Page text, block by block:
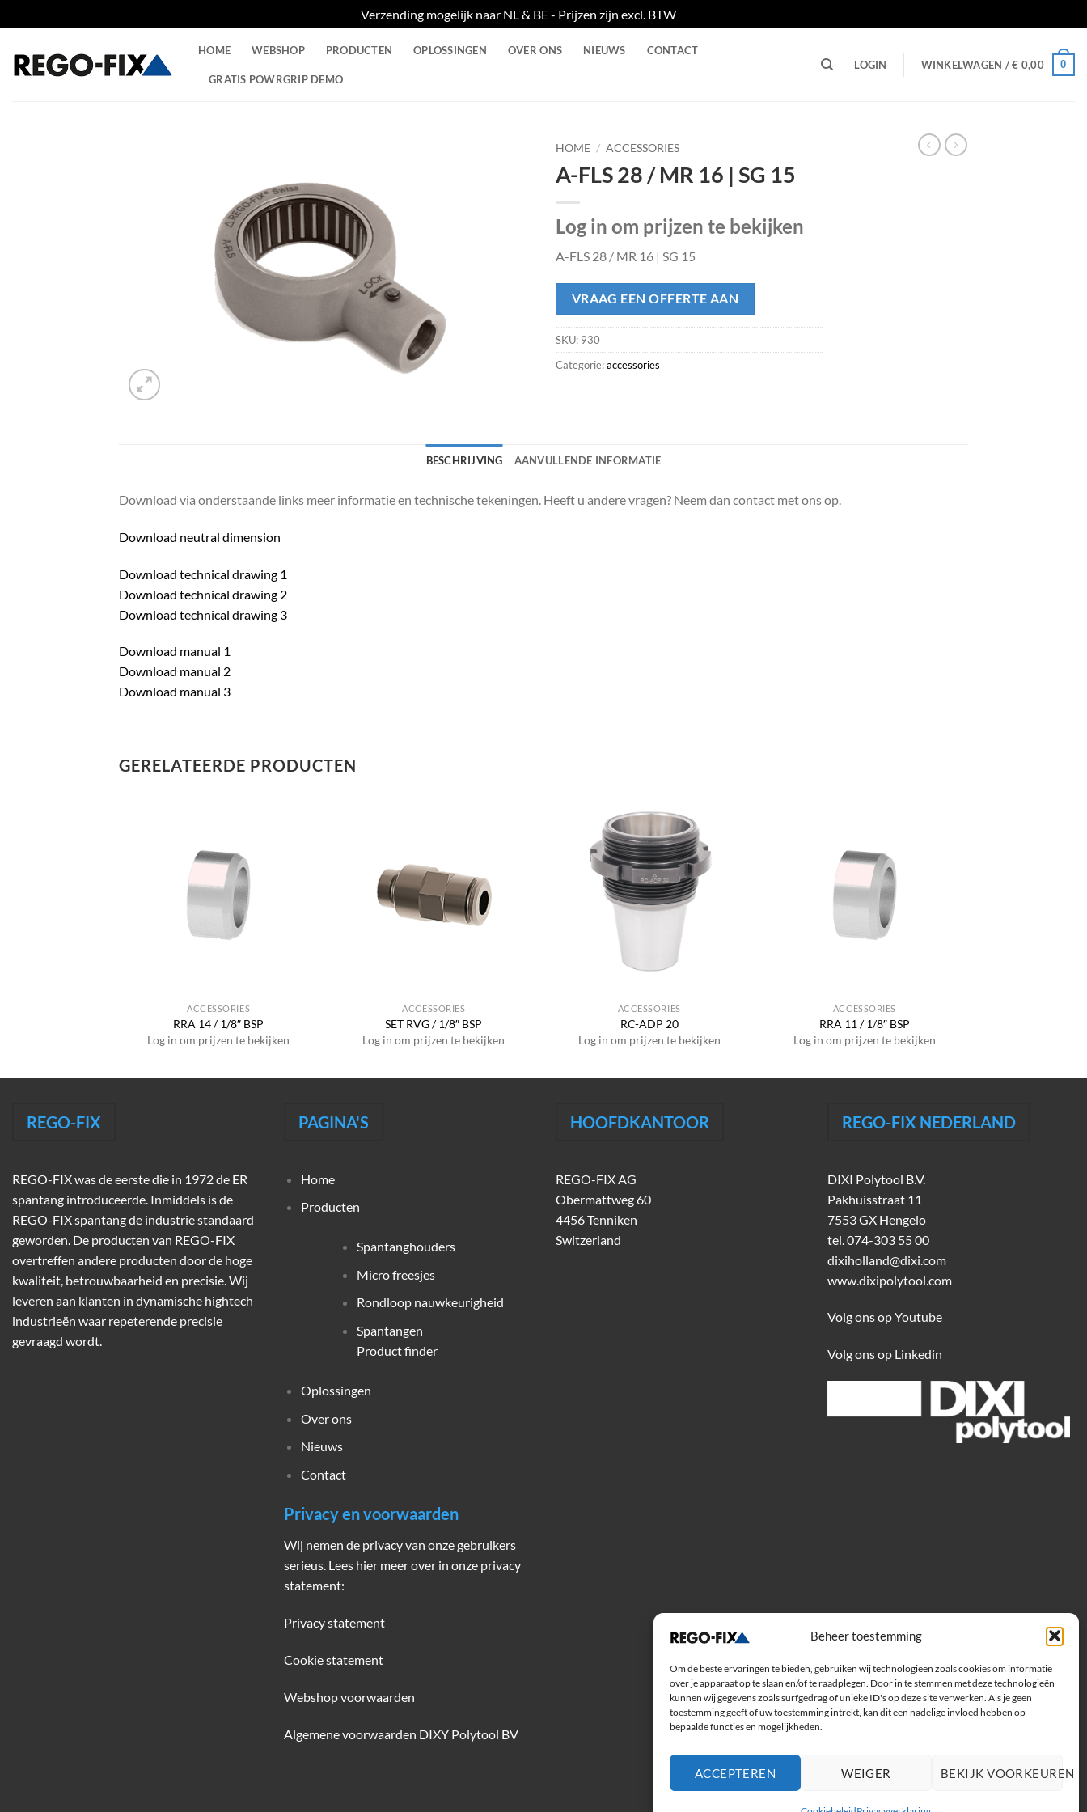
Beheer toestemming
Om de beste ervaringen te bieden, gebruiken wij technologieën zoals cookies om informatie
over je apparaat op te slaan en/of te raadplegen. Door in te stemmen met deze technologieën
kunnen wij gegevens zoals surfgedrag of unieke ID's op deze site verwerken. Als je geen
toestemming geeft of uw toestemming intrekt, kan dit een nadelige invloed hebben op
bepaalde functies en mogelijkheden.
ACCEPTEREN WEIGER BEKIJK VOORKEUREN
Verzending mogelijk naar NL & BE - Prijzen zijn excl. BTW
naar
inhoud
HOME WEBSHOP PRODUCTEN OPLOSSINGEN OVER ONS NIEUWS CONTACT
GRATIS POWRGRIP DEMO
LOGIN WINKELWAGEN /€ 0,00 0
HOME / ACCESSORIES
A-FLS 28 / MR 16 | SG 15
Log in om prijzen te bekijken
A-FLS 28 / MR 16 | SG 15
VRAAG EEN OFFERTE AAN
SKU: 930
Categorie:accessories
BESCHRIJVING AANVULLENDE INFORMATIE
Download via onderstaande links meer informatie en technische tekeningen. Heeft u andere vragen? Neem dan contact met ons op.
Download neutral dimension
Download technical drawing 1
Download technical drawing 2
Download technical drawing 3
Download manual 1
Download manual 2
Download manual 3
GERELATEERDE PRODUCTEN
ACCESSORIES
RRA 14 / 1/8″ BSP
Log in om prijzen te bekijken
ACCESSORIES
SET RVG / 1/8″ BSP
Log in om prijzen te bekijken
ACCESSORIES
RC-ADP 20
Log in om prijzen te bekijken
ACCESSORIES
RRA 11 / 1/8″ BSP
Log in om prijzen te bekijken
REGO-FIX
REGO-FIX was de eerste die in 1972 de ER
spantang introduceerde. Inmiddels is de
REGO-FIX spantang de industrie standaard
geworden. De producten van REGO-FIX
overtreffen andere producten door de hoge
kwaliteit, betrouwbaarheid en precisie. Wij
leveren aan klanten in dynamische hightech
industrieën waar repeterende precisie
gevraagd wordt.
PAGINA'S
Home
Producten
Spantanghouders
Micro freesjes
Rondloop nauwkeurigheid
Spantangen
Product finder
Oplossingen
Over ons
Nieuws
Contact
Privacy en voorwaarden
Wij nemen de privacy van onze gebruikers
serieus. Lees hier meer over in onze privacy
statement:
Privacy statement
Cookie statement
Webshop voorwaarden
Algemene voorwaarden DIXY Polytool BV
HOOFDKANTOOR
REGO-FIX AG
Obermattweg 60
4456 Tenniken
Switzerland
REGO-FIX NEDERLAND
DIXI Polytool B.V.
Pakhuisstraat 11
7553 GX Hengelo
tel. 074-303 55 00
dixiholland@dixi.com
www.dixipolytool.com
Volg ons op Youtube
Volg ons op Linkedin